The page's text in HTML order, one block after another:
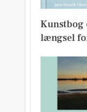
Kunstbog
længsel